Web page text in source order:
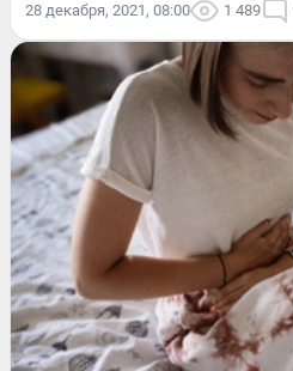
28 декабря, 2021, 08:00 1 489